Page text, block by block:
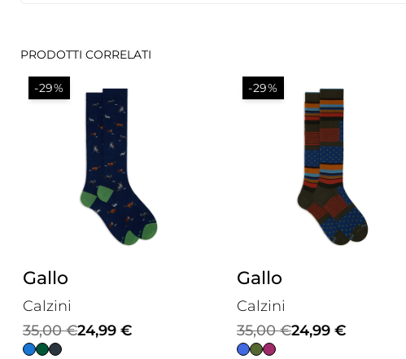
PRODOTTI CORRELATI
-29%
Gallo
Calzini
35,00€
Il
prezzo
24,99 €
Il
prezzo
-29%
Gallo
Calzini
35,00€
Il
prezzo
24,99 €
Il
prezzo